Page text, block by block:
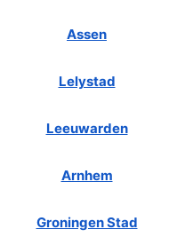
Assen
Lelystad
Leeuwarden
Arnhem
Groningen Stad